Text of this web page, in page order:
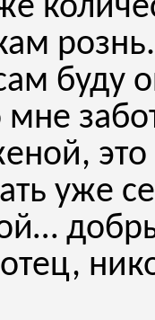
рознь.
буду
уже